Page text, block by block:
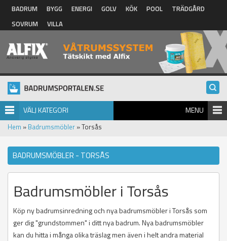
Hoppa till huvudinnehåll
BADRUM BYGG ENERGI GOLV KÖK POOL
TRÄDGÅRD
SOVRUM
VILLA
VÄLJ KATEGORI MENU
Hem » Badrumsmöbler » Torsås
BADRUMSMÖBLER - TORSÅS
Badrumsmöbler i Torsås
Köp ny badrumsinredning och nya badrumsmöbler i Torsås som
ger dig "grundstommen" i ditt nya badrum. Nya badrumsmöbler
kan du hitta i många olika träslag men även i helt andra material